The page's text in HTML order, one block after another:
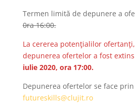
Termen limită de depunere a
0ra 16:00.
La cererea potenţialilor
depunerea ofertelor a fost
iulie 2020, ora 17:00.
Depunerea ofertelor se face
futureskills@clujit.ro